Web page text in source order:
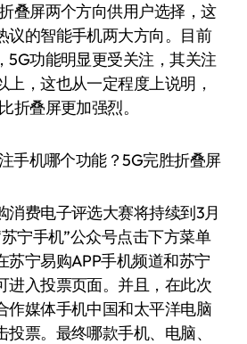
叠屏两个方向供用户选择，这
议的智能手机两大方向。目前
5G功能明显更受关注，其关注
上，这也从一定程度上说明，
折叠屏更加强烈。
费电子评选大赛将持续到3月
宁手机”公众号点击下方菜单
苏宁易购APP手机频道和苏宁
进入投票页面。并且，在此次
作媒体手机中国和太平洋电脑
票。最终哪款手机、电脑、